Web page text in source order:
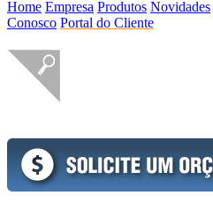
Home Empresa Produtos Novidades
Conosco Portal do Cliente